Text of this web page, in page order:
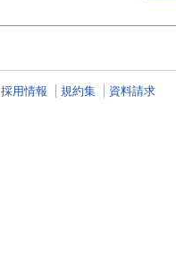
採用情報 規約集
資料請求